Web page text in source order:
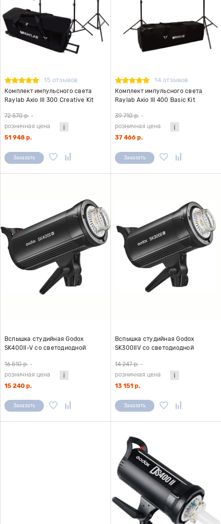
15 отзывов
Комплект импульсного света
Raylab Axio III 300 Creative Kit
72 570 р. -
розничная цена
51 948 р.
Заказать
14 отзывов
Комплект импульсного света
Raylab Axio III 400 Basic Kit
39 710 р. -
розничная цена
37 466 р.
Заказать
Вспышка студийная Godox
SK400II-V со светодиодной
16 510 р. -
розничная цена
15 240 р.
Заказать
Вспышка студийная Godox
SK300IIV со светодиодной
14 247 р. -
розничная цена
13 151 р.
Заказать